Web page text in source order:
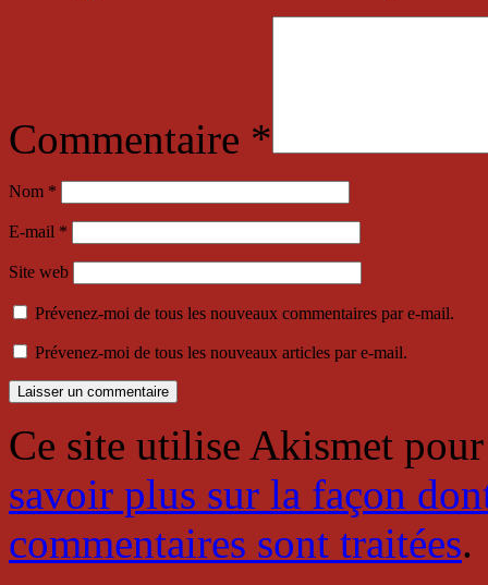
Commentaire *
Nom *
E-mail *
Site web
Prévenez-moi de tous les nouveaux commentaires par e-mail.
Prévenez-moi de tous les nouveaux articles par e-mail.
Ce site utilise Akismet
savoir plus sur la façon
commentaires sont traitées.